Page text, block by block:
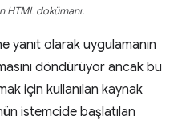
HTML dokümanı.
yanıt olarak uygulamanın
döndürüyor ancak bu
için kullanılan kaynak
istemcide başlatılan